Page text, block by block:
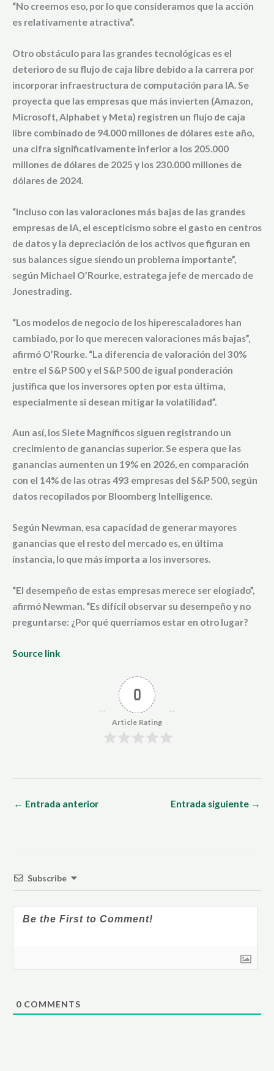
“No creemos eso, por lo que consideramos que la acción
es relativamente atractiva”.
Otro obstáculo para las grandes tecnológicas es el
deterioro de su flujo de caja libre debido a la carrera por
incorporar infraestructura de computación para IA. Se
proyecta que las empresas que más invierten (Amazon,
Microsoft, Alphabet y Meta) registren un flujo de caja
libre combinado de 94.000 millones de dólares este año,
una cifra significativamente inferior a los 205.000
millones de dólares de 2025 y los 230.000 millones de
dólares de 2024.
“Incluso con las valoraciones más bajas de las grandes
empresas de IA, el escepticismo sobre el gasto en centros
de datos y la depreciación de los activos que figuran en
sus balances sigue siendo un problema importante”,
según Michael O’Rourke, estratega jefe de mercado de
Jonestrading.
“Los modelos de negocio de los hiperescaladores han
cambiado, por lo que merecen valoraciones más bajas”,
afirmó O’Rourke. “La diferencia de valoración del 30%
entre el S&P 500 y el S&P 500 de igual ponderación
justifica que los inversores opten por esta última,
especialmente si desean mitigar la volatilidad”.
Aun así, los Siete Magníficos siguen registrando un
crecimiento de ganancias superior. Se espera que las
ganancias aumenten un 19% en 2026, en comparación
con el 14% de las otras 493 empresas del S&P 500, según
datos recopilados por Bloomberg Intelligence.
Según Newman, esa capacidad de generar mayores
ganancias que el resto del mercado es, en última
instancia, lo que más importa a los inversores.
“El desempeño de estas empresas merece ser elogiado”,
afirmó Newman. “Es difícil observar su desempeño y no
preguntarse: ¿Por qué querríamos estar en otro lugar?
Source link
0
Article Rating
← Entrada anterior Entrada siguiente →
Subscribe
0 COMMENTS